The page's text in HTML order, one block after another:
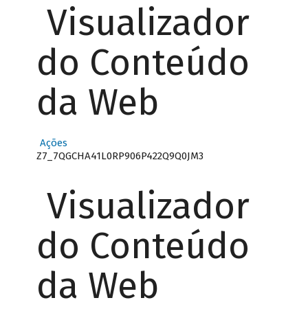
Visualizador
do Conteúdo
da Web
Ações
Z7_7QGCHA41L0RP906P422Q9Q0JM3
Visualizador
do Conteúdo
da Web